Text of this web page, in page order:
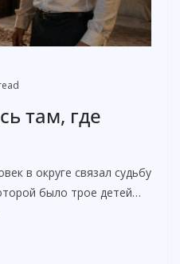
там, где
в округе связал судьбу
было трое детей…